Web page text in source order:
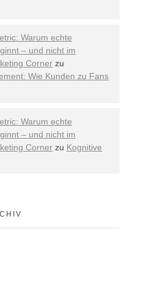
Warum echte
– und nicht im
Corner zu
Wie Kunden zu Fans
Warum echte
– und nicht im
Corner zu Kognitive